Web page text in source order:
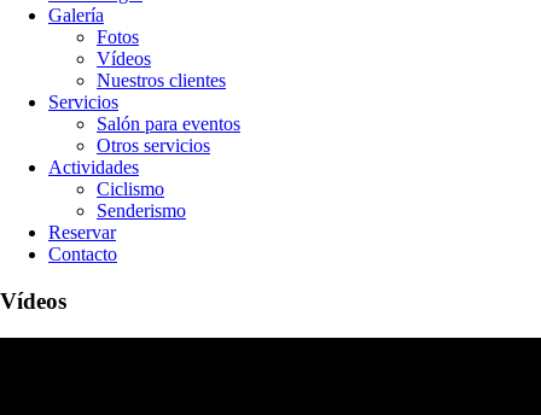
Galería
Fotos
Vídeos
Nuestros clientes
Servicios
Salón para eventos
Otros servicios
Actividades
Ciclismo
Senderismo
Reservar
Contacto
Vídeos